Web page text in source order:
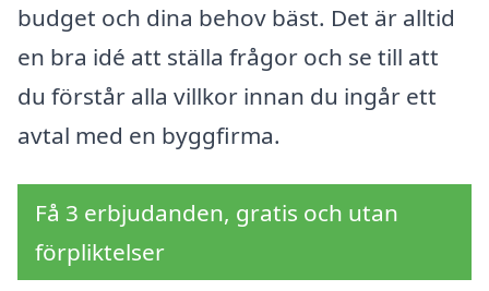
budget och dina behov bäst. Det är alltid
en bra idé att ställa frågor och se till att
du förstår alla villkor innan du ingår ett
avtal med en byggfirma.
Få 3 erbjudanden, gratis och utan
förpliktelser